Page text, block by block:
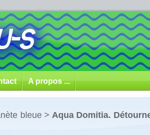
A propos ...
bleue>Aqua Domitia.